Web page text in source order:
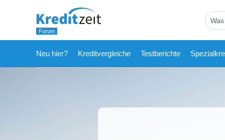
Neu hier? Kreditvergleiche Testberichte